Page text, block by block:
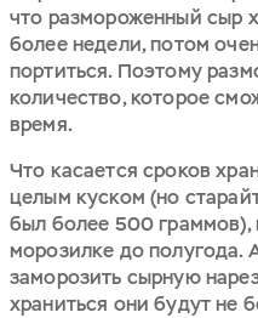
что размороженный сыр
более недели, потом
портиться. Поэтому
количество, которое
время.
Что касается сроков
целым куском (но
был более 500 граммов),
морозилке до полугода.
заморозить сырную
храниться они будут не